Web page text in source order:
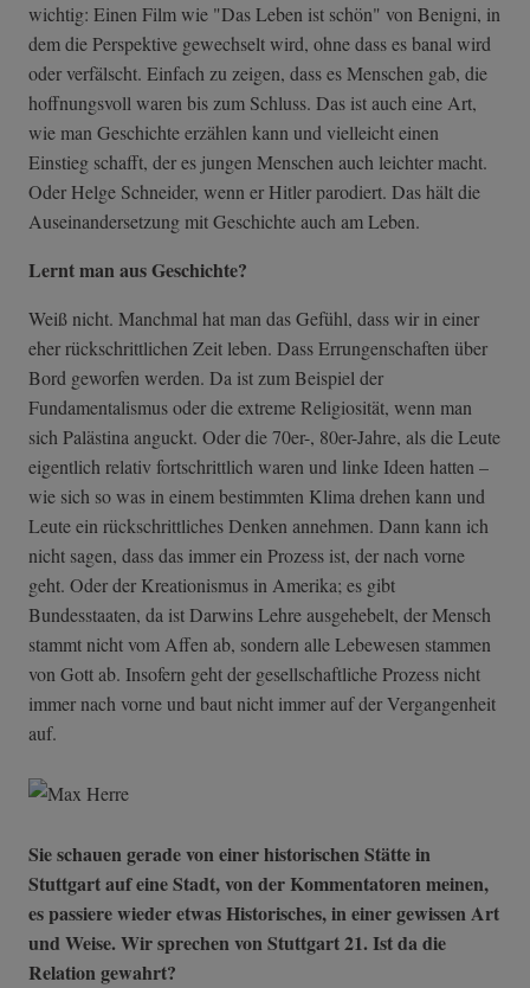
wichtig: Einen Film wie "Das Leben ist schön" von Benigni, in
dem die Perspektive gewechselt wird, ohne dass es banal wird
oder verfälscht. Einfach zu zeigen, dass es Menschen gab, die
hoffnungsvoll waren bis zum Schluss. Das ist auch eine Art,
wie man Geschichte erzählen kann und vielleicht einen
Einstieg schafft, der es jungen Menschen auch leichter macht.
Oder Helge Schneider, wenn er Hitler parodiert. Das hält die
Auseinandersetzung mit Geschichte auch am Leben.
Lernt man aus Geschichte?
Weiß nicht. Manchmal hat man das Gefühl, dass wir in einer
eher rückschrittlichen Zeit leben. Dass Errungenschaften über
Bord geworfen werden. Da ist zum Beispiel der
Fundamentalismus oder die extreme Religiosität, wenn man
sich Palästina anguckt. Oder die 70er-, 80er-Jahre, als die Leute
eigentlich relativ fortschrittlich waren und linke Ideen hatten –
wie sich so was in einem bestimmten Klima drehen kann und
Leute ein rückschrittliches Denken annehmen. Dann kann ich
nicht sagen, dass das immer ein Prozess ist, der nach vorne
geht. Oder der Kreationismus in Amerika; es gibt
Bundesstaaten, da ist Darwins Lehre ausgehebelt, der Mensch
stammt nicht vom Affen ab, sondern alle Lebewesen stammen
von Gott ab. Insofern geht der gesellschaftliche Prozess nicht
immer nach vorne und baut nicht immer auf der Vergangenheit
auf.
Sie schauen gerade von einer historischen Stätte in
Stuttgart auf eine Stadt, von der Kommentatoren meinen,
es passiere wieder etwas Historisches, in einer gewissen Art
und Weise. Wir sprechen von Stuttgart 21. Ist da die
Relation gewahrt?